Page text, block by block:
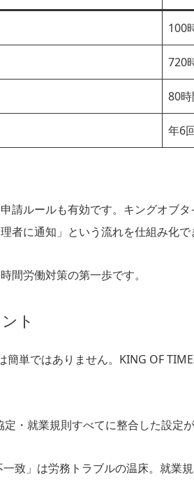
100
720
80
年6
請ルールも有効です。キングオブ
に通知」という流れを仕組み化で
間労働対策の第一歩です。
ト
単ではありません。KING OF
・就業規則すべてに整合した設定が
致」は労務トラブルの温床。就業